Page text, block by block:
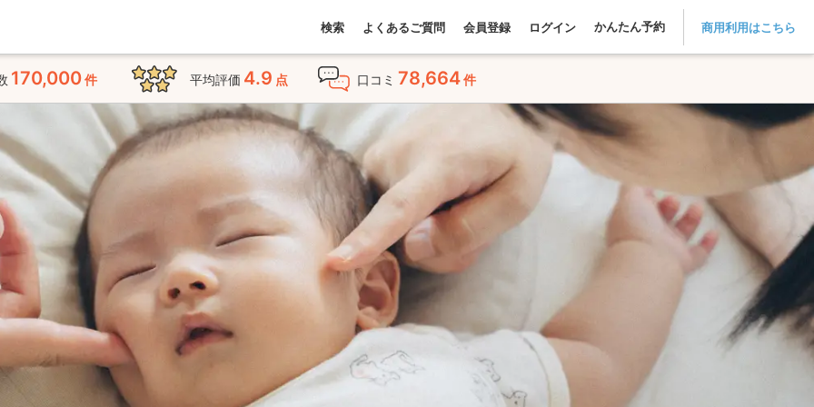
検索 よくあるご質問 会員登録 ログイン かんたん予約 商用利用はこちら
170,000件 平均評価 4.9 点 口コミ 78,664件